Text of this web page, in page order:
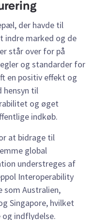
der havde til
indre marked og de
står over for på
og standarder for
en positiv effekt og
hensyn til
og øget
indkøb.
at bidrage til
global
understreges af
Interoperability
som Australien,
Singapore, hvilket
indflydelse.